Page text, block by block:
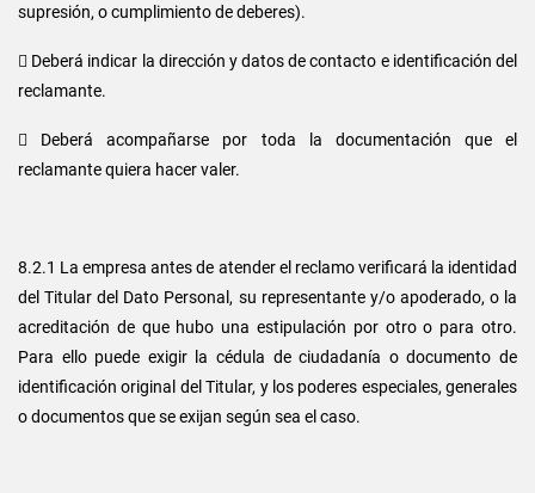
supresión, o cumplimiento de deberes).
 Deberá indicar la dirección y datos de contacto e identificación del
reclamante.
 Deberá acompañarse por toda la documentación que el
reclamante quiera hacer valer.
8.2.1 La empresa antes de atender el reclamo verificará la identidad
del Titular del Dato Personal, su representante y/o apoderado, o la
acreditación de que hubo una estipulación por otro o para otro.
Para ello puede exigir la cédula de ciudadanía o documento de
identificación original del Titular, y los poderes especiales, generales
o documentos que se exijan según sea el caso.